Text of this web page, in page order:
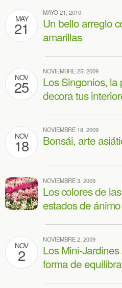
MAY
21
MAYO 21, 2010
Un bello arreglo
amarillas
NOV
25
NOVIEMBRE 25, 2009
Los Singonios, la
decora tus
NOV
18
NOVIEMBRE 18, 2009
Bonsái, arte
NOVIEMBRE 3, 2009
Los colores de
estados de ánimo
NOV
2
NOVIEMBRE 2, 2009
Los Mini-
forma de